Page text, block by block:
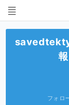
フォロ